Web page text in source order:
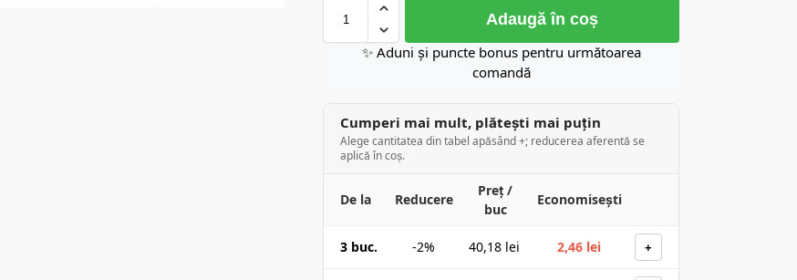
Adaugă în coș
✨ Aduni și puncte bonus pentru următoarea
comandă
Cumperi mai mult, plătești mai puțin
Alege cantitatea din tabel apăsând +; reducerea aferentă se
aplică în coș.
De la Reducere
Preț /
buc
Economisești
3 buc. -2% 40,18 lei 2,46 lei +